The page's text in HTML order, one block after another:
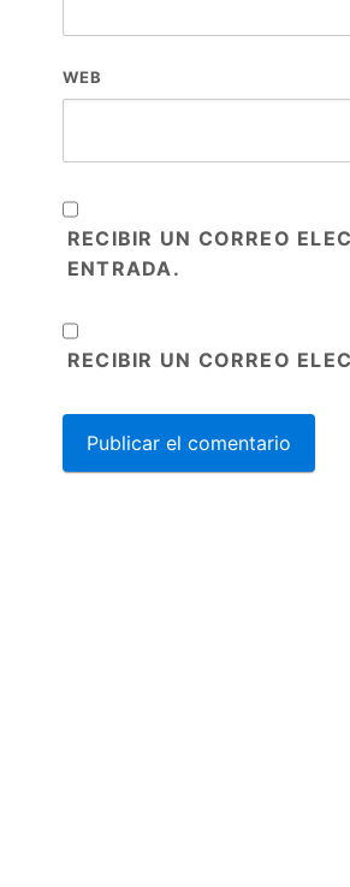
WEB
RECIBIR UN CORREO
ENTRADA.
RECIBIR UN CORREO